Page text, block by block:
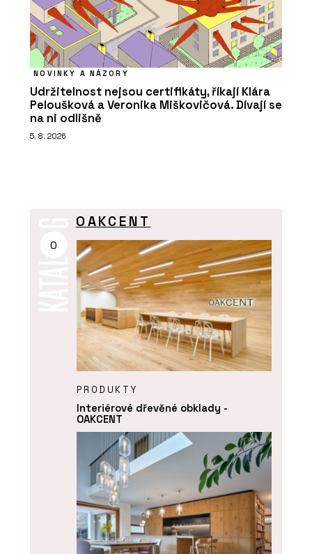
NOVINKY A NÁZORY
Udržitelnost nejsou certifikáty, říkají Klára
Peloušková a Veronika Miškovičová. Dívají se
na ni odlišně
5. 8. 2026
O
OAKCENT
PRODUKTY
Interiérové dřevěné obklady -
OAKCENT